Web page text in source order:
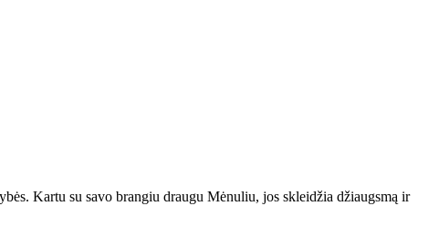
Kartu su savo brangiu draugu Mėnuliu, jos skleidžia džiaugsmą ir